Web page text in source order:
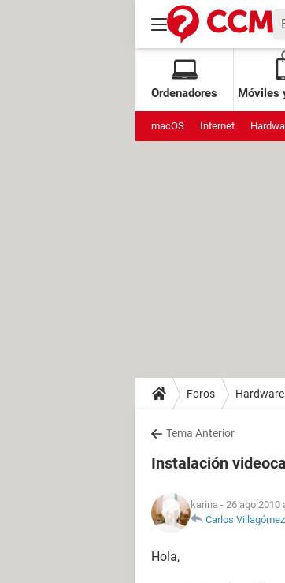
Ordenadores Móviles
macOS Internet
Foros Hardware
Tema Anterior
Instalación
karina - 26 ago 2010
Carlos Villagómez
Hola,